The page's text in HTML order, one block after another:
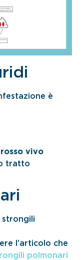
è
vivo
tratto
strongili
l’articolo che
polmonari